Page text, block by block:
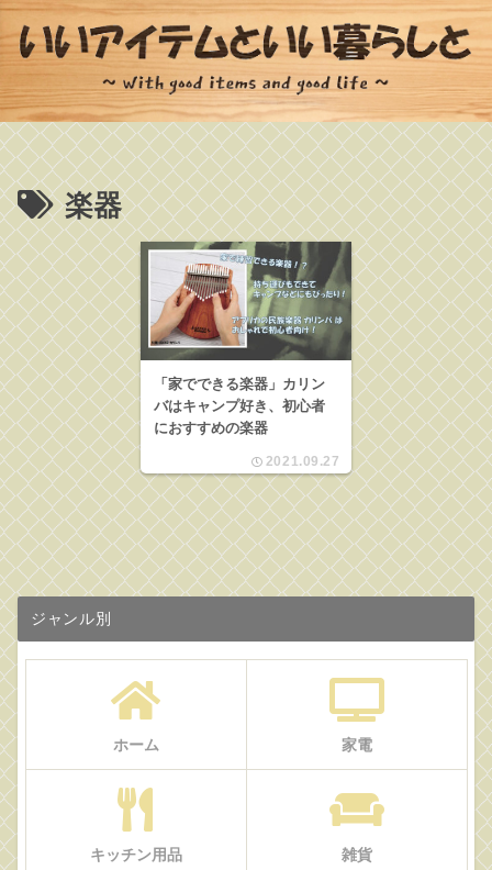
楽器
「家でできる楽器」カリン
バはキャンプ好き、初心者
におすすめの楽器
2021.09.27
ジャンル別
ホーム 家電
キッチン用品 雑貨